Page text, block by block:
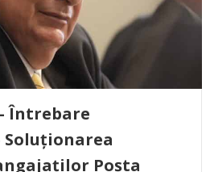
Întrebare
Poșta